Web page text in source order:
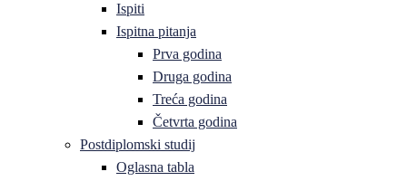
Ispiti
Ispitna pitanja
Prva godina
Druga godina
Treća godina
Četvrta godina
Postdiplomski studij
Oglasna tabla